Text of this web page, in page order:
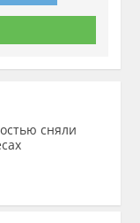
сняли